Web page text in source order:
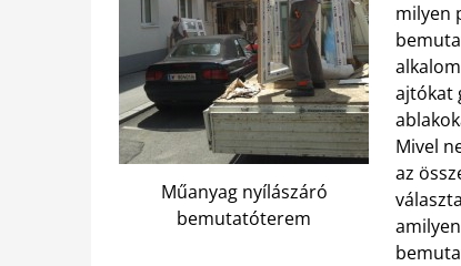
Műanyag nyílászáró
bemutatóterem
milyen
ajtókat
Mivel
az